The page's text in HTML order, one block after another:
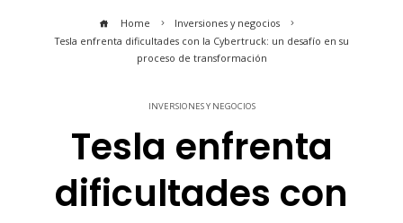
Home
Inversiones y negocios
Tesla enfrenta dificultades con la Cybertruck: un desafío en su
proceso de transformación
INVERSIONES Y NEGOCIOS
Tesla enfrenta
dificultades con